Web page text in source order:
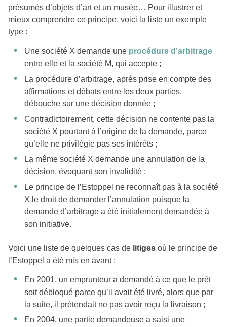
présumés d’objets d’art et un musée… Pour illustrer et
mieux comprendre ce principe, voici la liste un exemple
type :
Une société X demande une procédure d’arbitrage
entre elle et la société M, qui accepte ;
La procédure d’arbitrage, après prise en compte des
affirmations et débats entre les deux parties,
débouche sur une décision donnée ;
Contradictoirement, cette décision ne contente pas la
société X pourtant à l’origine de la demande, parce
qu’elle ne privilégie pas ses intérêts ;
La même société X demande une annulation de la
décision, évoquant son invalidité ;
Le principe de l’Estoppel ne reconnaît pas à la société
X le droit de demander l’annulation puisque la
demande d’arbitrage a été initialement demandée à
son initiative.
Voici une liste de quelques cas de litiges où le principe de
l’Estoppel a été mis en avant :
En 2001, un emprunteur a demandé à ce que le prêt
soit débloqué parce qu’il avait été livré, alors que par
la suite, il prétendait ne pas avoir reçu la livraison ;
En 2004, une partie demandeuse a saisi une